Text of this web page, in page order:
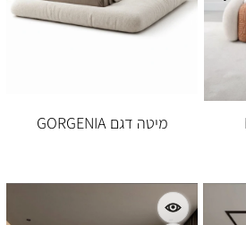
מיטה דגם GORGENIA